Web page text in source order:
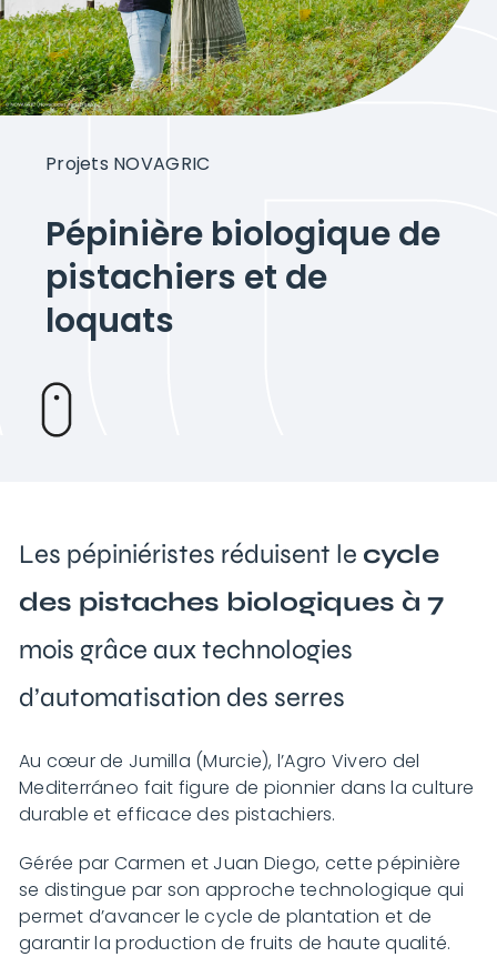
Projets
Devis sur mesure
Projets NOVAGRIC
Pépinière biologique de
pistachiers et de
loquats
Les pépiniéristes réduisent le cycle
des pistaches biologiques à 7
mois grâce aux technologies
d’automatisation des serres
Au cœur de Jumilla (Murcie), l’Agro Vivero del
Mediterráneo fait figure de pionnier dans la culture
durable et efficace des pistachiers.
Gérée par Carmen et Juan Diego, cette pépinière
se distingue par son approche technologique qui
permet d’avancer le cycle de plantation et de
garantir la production de fruits de haute qualité.